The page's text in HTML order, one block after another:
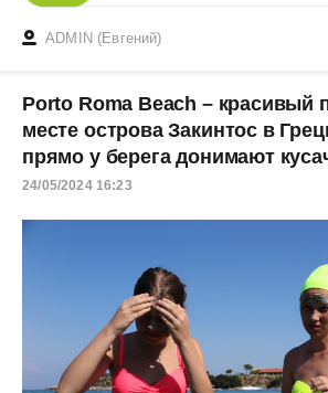
ADMIN (Евгений)
Porto Roma Beach – красивый
месте острова Закинтос в
прямо у берега донимают
24/05/2024 16:23